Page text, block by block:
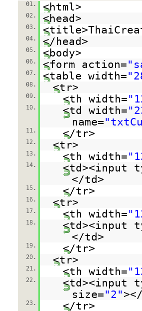
01. <html>
02. <head>
03.
04. </head>
05. <body>
06. <form action=
07. <table width=
08. <tr>
09. <th width=
10. <td width=
name=
11. </tr>
12. <tr>
13. <th width=
14.
<td><input
</td>
15. </tr>
16. <tr>
17. <th width=
18.
<td><input
</td>
19. </tr>
20. <tr>
21. <th width=
22.
<td><input
size="2"
23. </tr>